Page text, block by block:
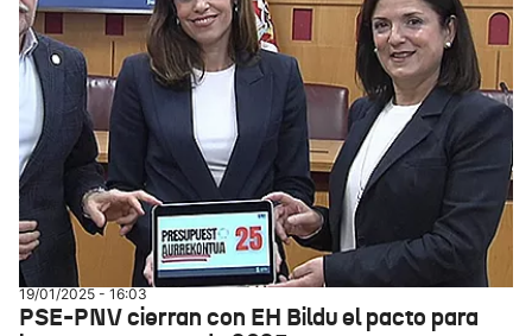
19/01/2025 - 16:03
PSE-PNV cierran con EH Bildu el pacto para